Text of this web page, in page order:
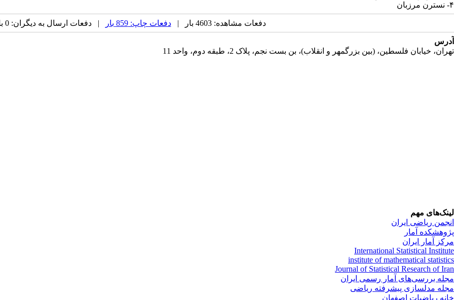
۴- نسترن مرزبان
دفعات مشاهده: 4603 بار | دفعات چاپ: 859 بار | دفعات ارسال به دیگران: 0 بار |
آدرس
تهران، خیابان فلسطین، (بین بزرگمهر و انقلاب)، بن بست نجم، پلاک 2، طبقه دوم، واحد 11
لینک‌های مهم
انجمن ریاضی ایران
پژوهشکده آمار
مرکز آمار ایران
International Statistical Institute
institute of mathematical statistics
Journal of Statistical Research of Iran
مجله بررسی‌های آمار رسمی ایران
مجله مدلسازی پیشرفته ریاضی
خانه ریاضیات اصفهان